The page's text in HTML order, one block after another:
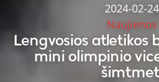
2024-02-24
Naujienos
Lengvosios atletikos
mini olimpinio